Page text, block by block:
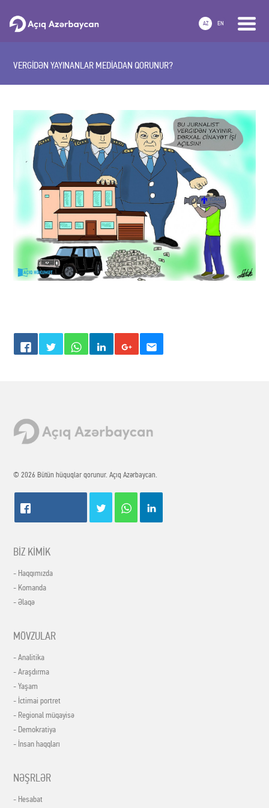
AZ EN
VERGİDƏN YAYINANLAR MEDİADAN QORUNUR?
© 2026 Bütün hüquqlar qorunur. Açıq Azərbaycan.
BİZ KİMİK
- Haqqımızda
- Komanda
- Əlaqə
MÖVZULAR
- Analitika
- Araşdırma
- Yaşam
- İctimai portret
- Regional müqayisə
- Demokratiya
- İnsan haqqları
NƏŞRLƏR
- Hesabat